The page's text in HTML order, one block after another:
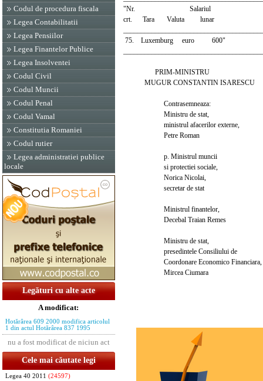
Codul de procedura fiscala
Legea Contabilitatii
Legea Pensiilor
Legea Finantelor Publice
Legea Insolventei
Codul Civil
Codul Muncii
Codul Penal
Codul Vamal
Constitutia Romaniei
Codul rutier
Legea administratiei publice
locale
Legături cu alte acte
A modificat:
Hotărârea 609 2000 modifica articolul
1 din actul Hotărârea 837 1995
nu a fost modificat de niciun act
Cele mai căutate legi
Legea 40 2011 (24597)
"Nr. Salariul
crt. Tara Valuta lunar
75. Luxemburg euro 600"
PRIM-MINISTRU
MUGUR CONSTANTIN ISARESCU
Contrasemneaza:
Ministru de stat,
ministrul afacerilor externe,
Petre Roman
p. Ministrul muncii
si protectiei sociale,
Norica Nicolai,
secretar de stat
Ministrul finantelor,
Decebal Traian Remes
Ministru de stat,
presedintele Consiliului de
Coordonare Economico Financiara,
Mircea Ciumara